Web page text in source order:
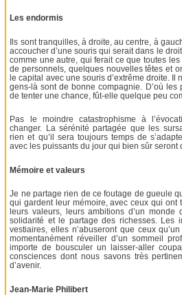
Les endormis
Ils sont tranquilles, à droite, au centre, à
accoucher d’une souris qui serait dans le
comme une autre, qui ferait ce que toutes
de personnels, quelques nouvelles têtes et
le capital avec une souris d’extrême droite. Il
gens-là sont de bonne compagnie. D’où les
de tenter une chance, fût-elle quelque peu
Pas le moindre catastrophisme à
changer. La sérénité partagée que les
rien et qu’il sera toujours temps de
avec les puissants du jour qui bien sûr
Mémoire et valeurs
Je ne partage rien de ce foutage de gueule
qui gardent leur mémoire, avec ceux qui ont
leurs valeurs, leurs ambitions d’un
solidarité et le partage des richesses. Les
vestiaires, elles n’abuseront que ceux
momentanément réveiller d’un sommeil
importe de bousculer un laisser-aller
consciences dont nous savons très
d’avenir.
Jean-Marie Philibert